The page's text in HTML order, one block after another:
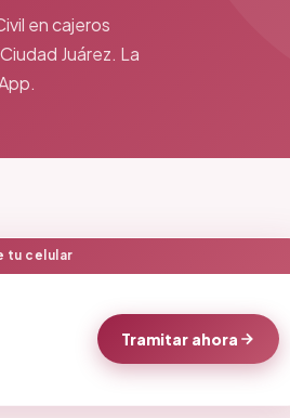
en cajeros
Juárez. La
tu celular
Tramitar ahora